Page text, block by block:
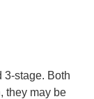
3-stage. Both
they may be